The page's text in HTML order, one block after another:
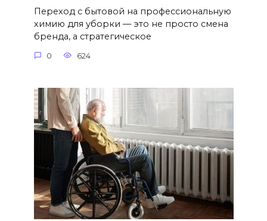
Переход с бытовой на профессиональную
химию для уборки — это не просто смена
бренда, а стратегическое
0 624